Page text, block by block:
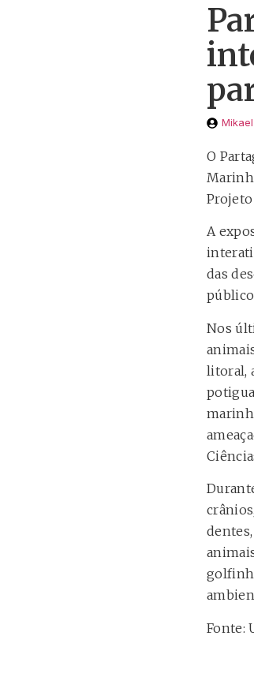
O
Projeto
A
das
Nos
litoral,
Fonte: